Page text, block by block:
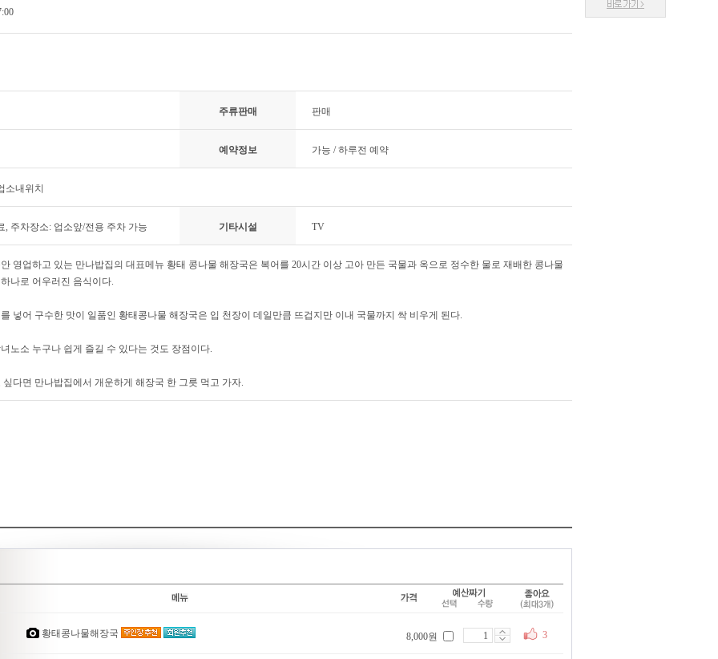
주류판매 판매
예약정보 가능 / 하루전 예약
소내위치
, 주차장소: 업소앞/전용 주차 가능 기타시설 TV
영업하고 있는 만나밥집의 대표메뉴 황태 콩나물 해장국은 복어를 20시간 이상 고아 만든 국물과 옥으로 정수한 물로 재배한 콩나물
나로 어우러진 음식이다.
넣어 구수한 맛이 일품인 황태콩나물 해장국은 입 천장이 데일만큼 뜨겁지만 이내 국물까지 싹 비우게 된다.
노소 누구나 쉽게 즐길 수 있다는 것도 장점이다.
다면 만나밥집에서 개운하게 해장국 한 그릇 먹고 가자.
황태콩나물해장국 8,000원 3